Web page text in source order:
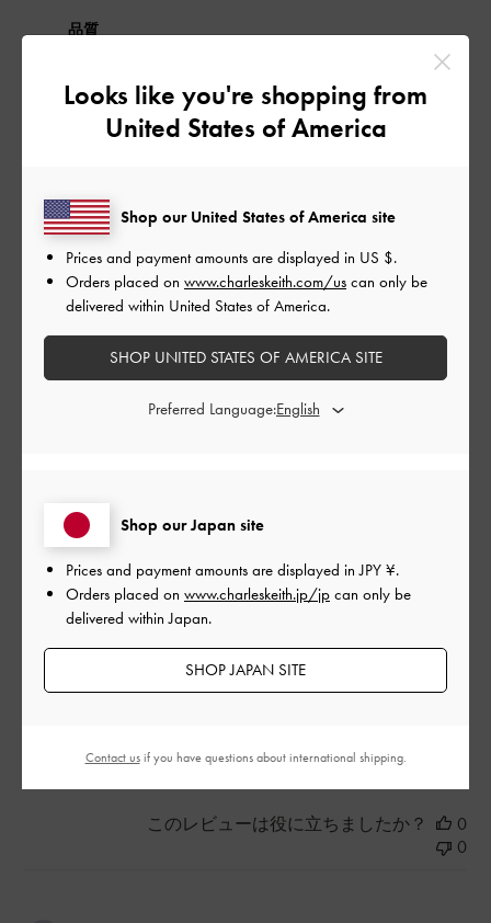
品質
もっと見る
ご利用者様
通勤バッグに
サイズ: その他（シューズ以外） |
デザイン
よかった
品質
よかった
もっと見る
このレビューは役に立ちましたか？
0
0
Looks like you're shopping from
United States of America
Shop our Japan site
Prices and payment amounts are displayed inJPY ¥.
Orders placed on www.charleskeith.jp/jp can only be
delivered within Japan.
SHOP JAPAN SITE
Shop our United States of America site
Prices and payment amounts are displayed in US $.
Orders placed on www.charleskeith.com/us can only be
delivered within United States of America.
SHOP UNITED STATES OF AMERICA SITE
Preferred Language:
Contact usif you have questions about international shipping.